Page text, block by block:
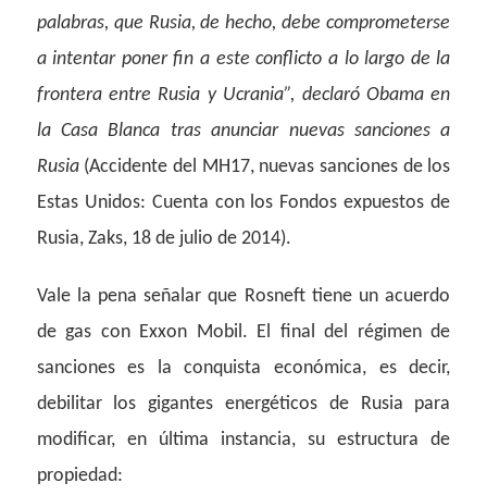
palabras, que Rusia, de hecho, debe comprometerse
a intentar poner fin a este conflicto a lo largo de la
frontera entre Rusia y Ucrania”, declaró Obama en
la Casa Blanca tras anunciar nuevas sanciones a
Rusia(Accidente del MH17, nuevas sanciones de los
Estas Unidos: Cuenta con los Fondos expuestos de
Rusia, Zaks, 18 de julio de 2014).
Vale la pena señalar que Rosneft tiene un acuerdo
de gas con Exxon Mobil. El final del régimen de
sanciones es la conquista económica, es decir,
debilitar los gigantes energéticos de Rusia para
modificar, en última instancia, su estructura de
propiedad: